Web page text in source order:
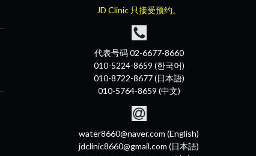
JD Clinic 只接受预约。
代表号码 02-6677-8660
010-5224-8659 (한국어)
010-8722-8677 (日本語)
010-5764-8659 (中文)
water8660@naver.com (English)
jdclinic8660@gmail.com (日本語)